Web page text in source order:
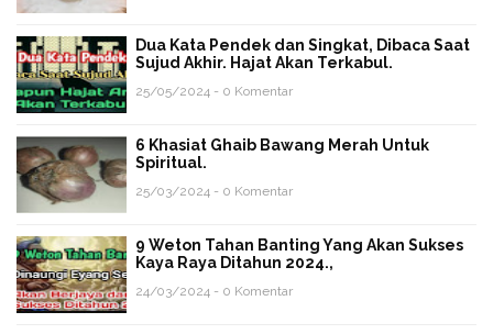
Dua Kata Pendek dan Singkat, Dibaca Saat
Sujud Akhir. Hajat Akan Terkabul.
25/05/2024 - 0 Komentar
6 Khasiat Ghaib Bawang Merah Untuk
Spiritual.
25/03/2024 - 0 Komentar
9 Weton Tahan Banting Yang Akan Sukses
Kaya Raya Ditahun 2024.,
24/03/2024 - 0 Komentar